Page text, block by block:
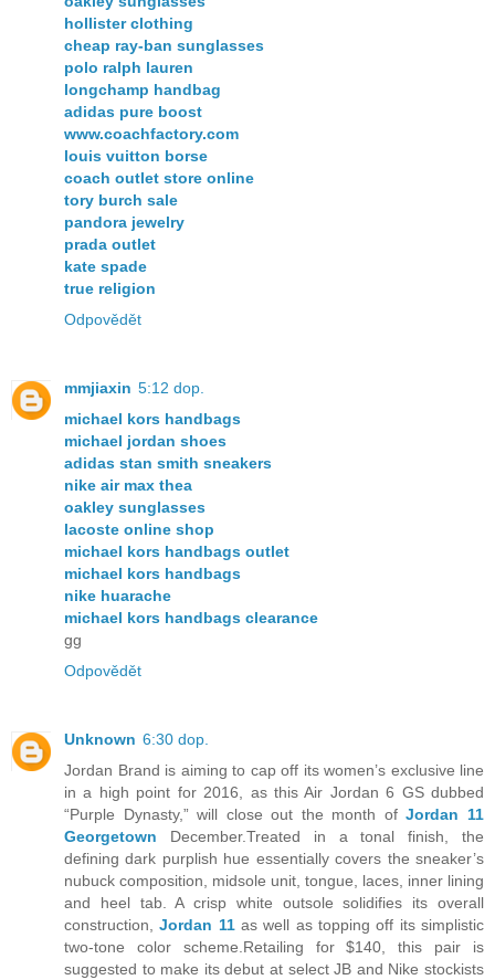
hollister clothing
cheap ray-ban sunglasses
polo ralph lauren
longchamp handbag
adidas pure boost
www.coachfactory.com
louis vuitton borse
coach outlet store online
tory burch sale
pandora jewelry
prada outlet
kate spade
true religion
Odpovědět
mmjiaxin 5:12 dop.
michael kors handbags
michael jordan shoes
adidas stan smith sneakers
nike air max thea
oakley sunglasses
lacoste online shop
michael kors handbags outlet
michael kors handbags
nike huarache
michael kors handbags clearance
gg
Odpovědět
Unknown 6:30 dop.
Jordan Brand is aiming to cap off its women’s exclusive line
in a high point for 2016, as this Air Jordan 6 GS dubbed
“Purple Dynasty,” will close out the month ofJordan 11
Georgetown December.Treated in a tonal finish, the
defining dark purplish hue essentially covers the sneaker’s
nubuck composition, midsole unit, tongue, laces, inner lining
and heel tab. A crisp white outsole solidifies its overall
construction,Jordan 11as well as topping off its simplistic
two-tone color scheme.Retailing for $140, this pair is
suggested to make its debut at select JB and Nike stockists